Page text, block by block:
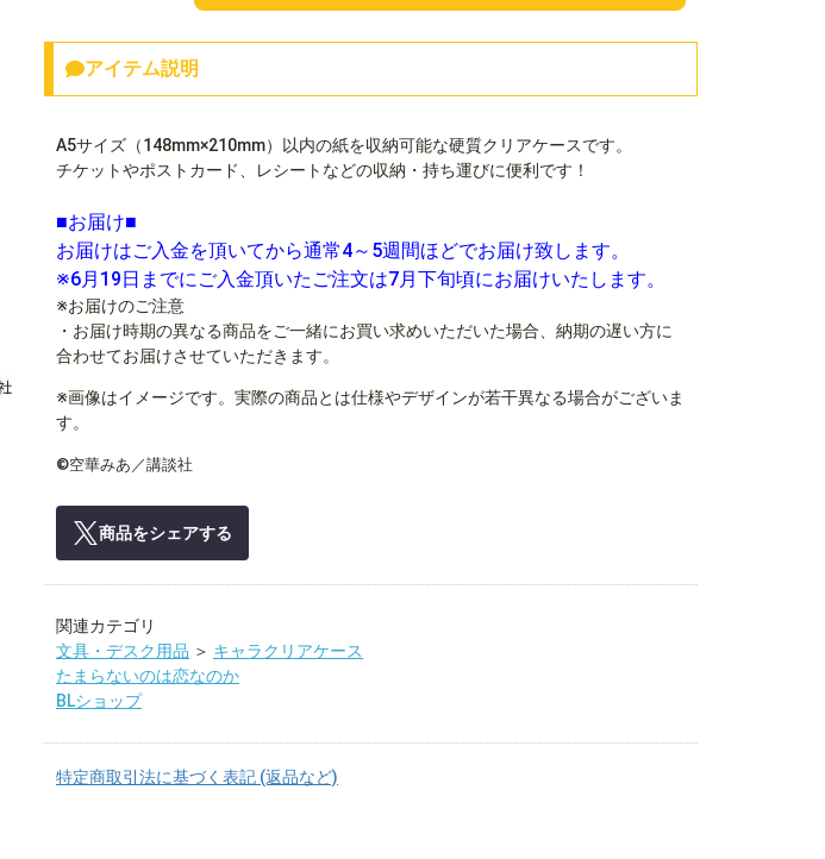
アイテム説明
A5サイズ（148mm×210mm）以内の紙を収納可能な硬質クリアケースです。
チケットやポストカード、レシートなどの収納・持ち運びに便利です！
■お届け■
お届けはご入金を頂いてから通常4～5週間ほどでお届け致します。
※6月19日までにご入金頂いたご注文は7月下旬頃にお届けいたします。
※お届けのご注意
・お届け時期の異なる商品をご一緒にお買い求めいただいた場合、納期の遅い方に
合わせてお届けさせていただきます。
※画像はイメージです。実際の商品とは仕様やデザインが若干異なる場合がございま
す。
©空華みあ／講談社
商品をシェアする
関連カテゴリ
文具・デスク用品 ＞ キャラクリアケース
たまらないのは恋なのか
BLショップ
特定商取引法に基づく表記 (返品など)